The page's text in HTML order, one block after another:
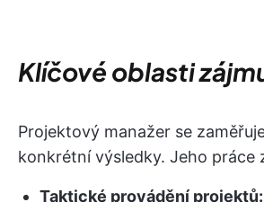
Klíčové oblasti
Projektový manažer se
konkrétní výsledky. Jeho práce
Taktické provádění projektů: